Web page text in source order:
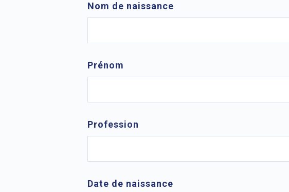
Nom de naissance
Prénom
Profession
Date de naissance